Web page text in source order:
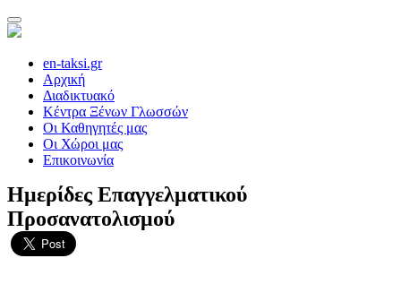
en-taksi.gr
Αρχική
Διαδικτυακό
Κέντρα Ξένων Γλωσσών
Οι Καθηγητές μας
Οι Χώροι μας
Επικοινωνία
Ημερίδες Επαγγελματικού
Προσανατολισμού